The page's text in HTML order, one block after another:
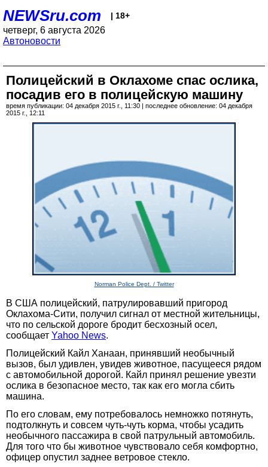
NEWSru.com | 18+
четверг, 6 августа 2026
Автоновости
Полицейский в Оклахоме спас ослика,
посадив его в полицейскую машину
время публикации: 04 декабря 2015 г., 11:30 | последнее обновление: 04 декабря
2015 г., 12:11
Norman Police Dept. / Twitter
В США полицейский, патрулировавший пригород
Оклахома-Сити, получил сигнал от местной жительницы,
что по сельской дороге бродит бесхозный осел,
сообщает Yahoo News.
Полицейский Кайл Ханаан, принявший необычный
вызов, был удивлен, увидев животное, пасущееся рядом
с автомобильной дорогой. Кайл принял решение увезти
ослика в безопасное место, так как его могла сбить
машина.
По его словам, ему потребовалось немножко потянуть,
подтолкнуть и совсем чуть-чуть корма, чтобы усадить
необычного пассажира в свой патрульный автомобиль.
Для того что бы животное чувствовало себя комфортно,
офицер опустил заднее ветровое стекло.